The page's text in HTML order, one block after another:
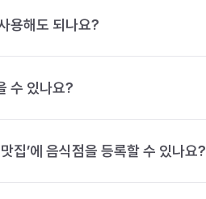
용해도 되나요?
수 있나요?
집’에 음식점을 등록할 수 있나요?